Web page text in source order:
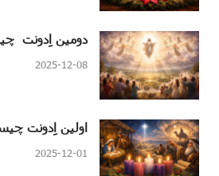
دومین اِدونت
2025-12-08
اولین اِدونت
2025-12-01